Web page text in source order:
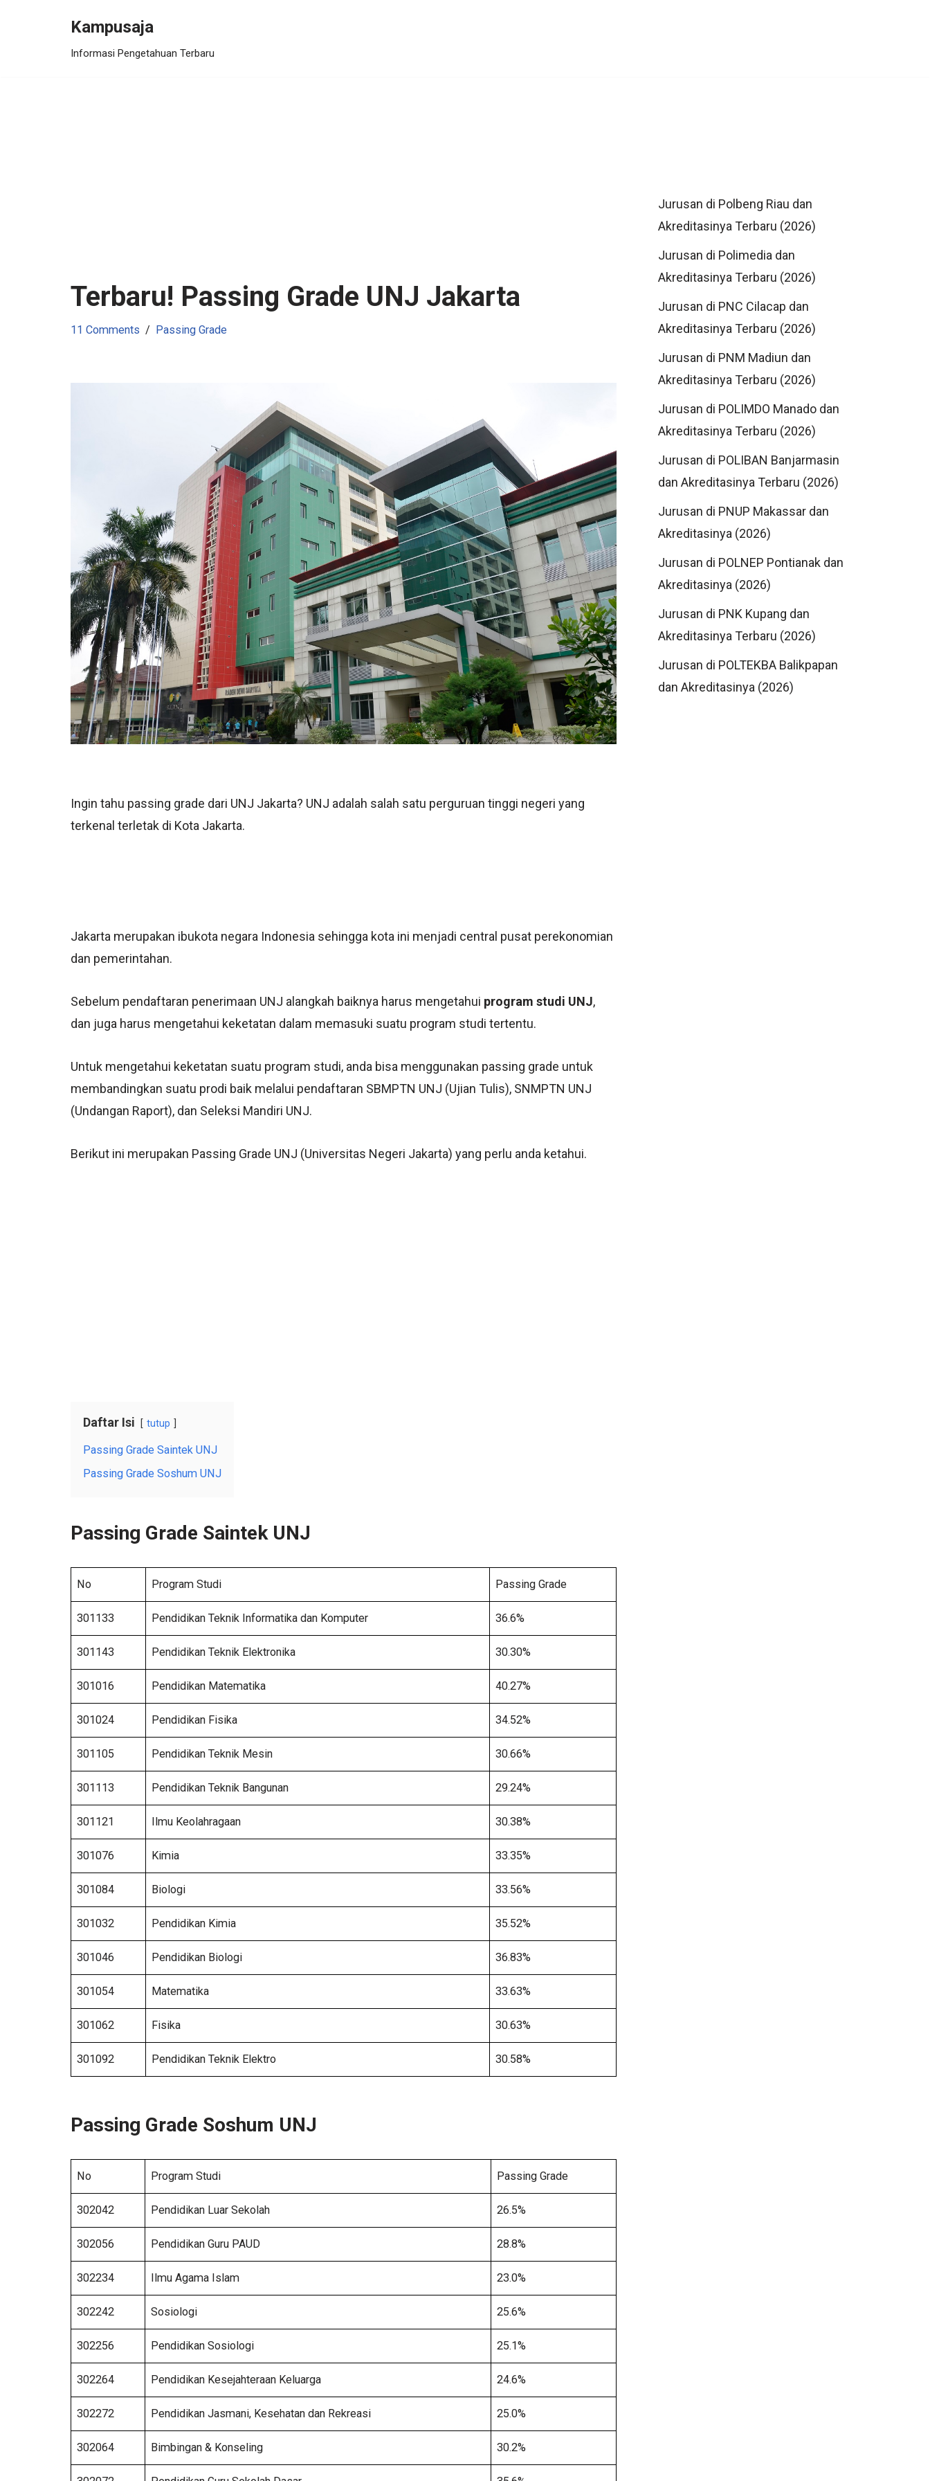
Kampusaja
Informasi Pengetahuan Terbaru
Terbaru! Passing Grade UNJ Jakarta
11 Comments Passing Grade
Ingin tahu passing grade dari UNJ Jakarta? UNJ adalah salah satu perguruan tinggi negeri yang
terkenal terletak di Kota Jakarta.
Jakarta merupakan ibukota negara Indonesia sehingga kota ini menjadi central pusat perekonomian
dan pemerintahan.
Sebelum pendaftaran penerimaan UNJ alangkah baiknya harus mengetahui program studi UNJ,
dan juga harus mengetahui keketatan dalam memasuki suatu program studi tertentu.
Untuk mengetahui keketatan suatu program studi, anda bisa menggunakan passing grade untuk
membandingkan suatu prodi baik melalui pendaftaran SBMPTN UNJ (Ujian Tulis), SNMPTN UNJ
(Undangan Raport), dan Seleksi Mandiri UNJ.
Berikut ini merupakan Passing Grade UNJ (Universitas Negeri Jakarta) yang perlu anda ketahui.
Daftar Isi tutup
Passing Grade Saintek UNJ
Passing Grade Soshum UNJ
Passing Grade Saintek UNJ
No Program Studi Passing Grade
301133 Pendidikan Teknik Informatika dan Komputer 36.6%
301143 Pendidikan Teknik Elektronika 30.30%
301016 Pendidikan Matematika 40.27%
301024 Pendidikan Fisika 34.52%
301105 Pendidikan Teknik Mesin 30.66%
301113 Pendidikan Teknik Bangunan 29.24%
301121 Ilmu Keolahragaan 30.38%
301076 Kimia 33.35%
301084 Biologi 33.56%
301032 Pendidikan Kimia 35.52%
301046 Pendidikan Biologi 36.83%
301054 Matematika 33.63%
301062 Fisika 30.63%
301092 Pendidikan Teknik Elektro 30.58%
Passing Grade Soshum UNJ
No Program Studi Passing Grade
302042 Pendidikan Luar Sekolah 26.5%
302056 Pendidikan Guru PAUD 28.8%
302234 Ilmu Agama Islam 23.0%
302242 Sosiologi 25.6%
302256 Pendidikan Sosiologi 25.1%
302264 Pendidikan Kesejahteraan Keluarga 24.6%
302272 Pendidikan Jasmani, Kesehatan dan Rekreasi 25.0%
302064 Bimbingan & Konseling 30.2%
Jurusan di Polbeng Riau dan
Akreditasinya Terbaru (2026)
Jurusan di Polimedia dan
Akreditasinya Terbaru (2026)
Jurusan di PNC Cilacap dan
Akreditasinya Terbaru (2026)
Jurusan di PNM Madiun dan
Akreditasinya Terbaru (2026)
Jurusan di POLIMDO Manado dan
Akreditasinya Terbaru (2026)
Jurusan di POLIBAN Banjarmasin
dan Akreditasinya Terbaru (2026)
Jurusan di PNUP Makassar dan
Akreditasinya (2026)
Jurusan di POLNEP Pontianak dan
Akreditasinya (2026)
Jurusan di PNK Kupang dan
Akreditasinya Terbaru (2026)
Jurusan di POLTEKBA Balikpapan
dan Akreditasinya (2026)